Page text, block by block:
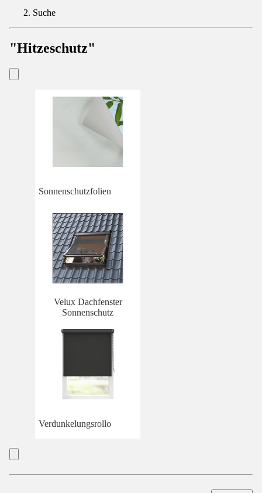
Suche
"Hitzeschutz"
Sonnenschutzfolien
Velux Dachfenster
Sonnenschutz
Verdunkelungsrollo